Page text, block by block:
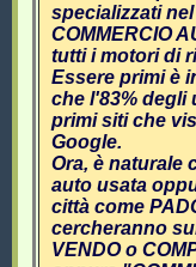
specializzati
COMMERCIO
tutti i motori di
Essere primi è
che l'83% degli
primi siti che
Google.
Ora, è naturale
auto usata
città come
cercheranno
VENDO o